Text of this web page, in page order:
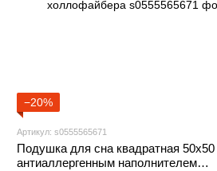
−20%
Артикул: s0555565671
Подушка для сна квадратная 50х50
антиаллергенным наполнителем